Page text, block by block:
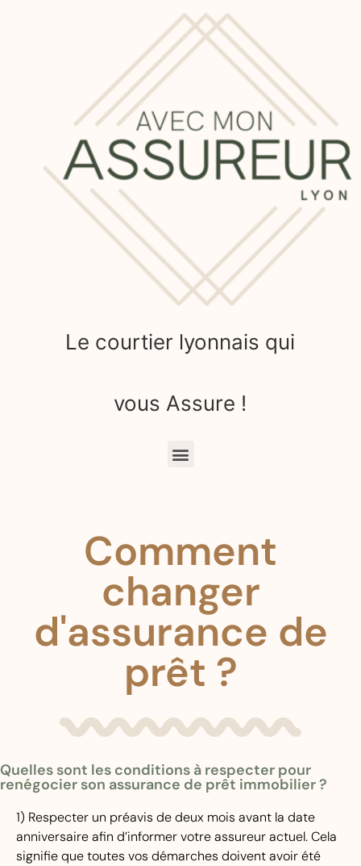
Le courtier lyonnais qui
vous Assure !
Comment
changer
d'assurance de
prêt ?
Quelles sont les conditions à respecter pour
renégocier son assurance de prêt immobilier ?
1) Respecter un préavis de deux mois avant la date
anniversaire afin d’informer votre assureur actuel. Cela
signifie que toutes vos démarches doivent avoir été